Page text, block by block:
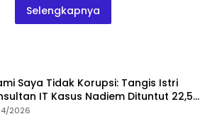
Selengkapnya
Saya Tidak Korupsi: Tangis Istri
IT Kasus Nadiem Dituntut 22,5
2026